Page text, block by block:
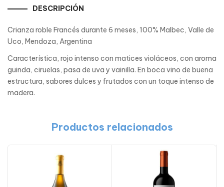
DESCRIPCIÓN
Crianza roble Francés durante 6 meses, 100% Malbec, Valle de
Uco, Mendoza, Argentina
Característica, rojo intenso con matices violáceos, con aroma
guinda, ciruelas, pasa de uva y vainilla. En boca vino de buena
estructura, sabores dulces y frutados con un toque intenso de
madera.
Productos relacionados